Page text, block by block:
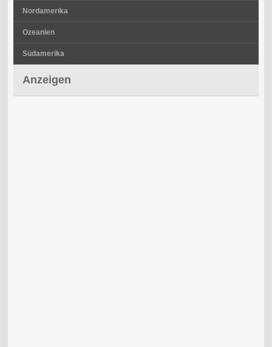
Nordamerika
Ozeanien
Südamerika
Anzeigen